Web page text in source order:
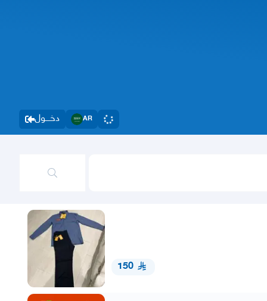
دخــــول AR
150